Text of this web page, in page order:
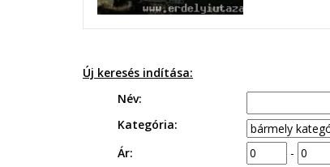
Új keresés indítása:
Név:
Kategória:
Ár:
-